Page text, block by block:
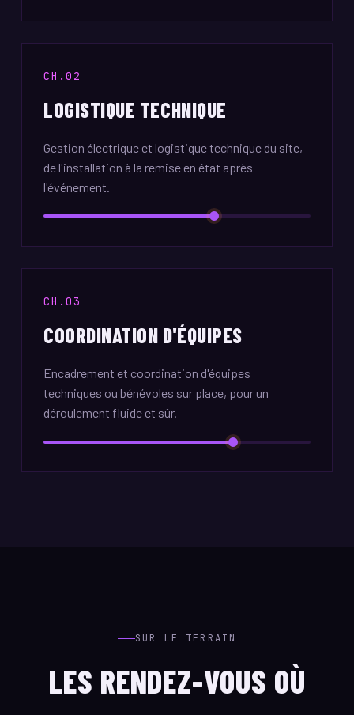
CH.02
LOGISTIQUE TECHNIQUE
Gestion électrique et logistique technique du site,
de l'installation à la remise en état après
l'événement.
CH.03
COORDINATION D'ÉQUIPES
Encadrement et coordination d'équipes
techniques ou bénévoles sur place, pour un
déroulement fluide et sûr.
SUR LE TERRAIN
LES RENDEZ-VOUS OÙ